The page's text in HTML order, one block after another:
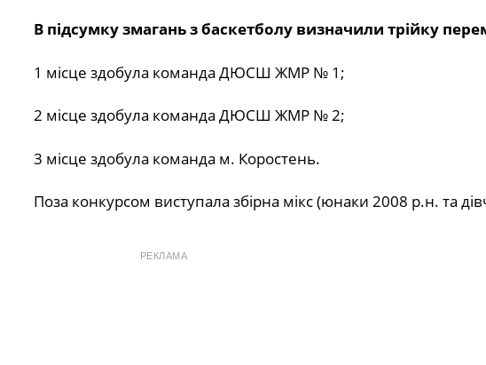
В підсумку змагань з баскетболу визначили трійку
1 місце здобула команда ДЮСШ ЖМР № 1;
2 місце здобула команда ДЮСШ ЖМР № 2;
3 місце здобула команда м. Коростень.
Поза конкурсом виступала збірна мікс (юнаки 2008 р.н. та
РЕКЛАМА